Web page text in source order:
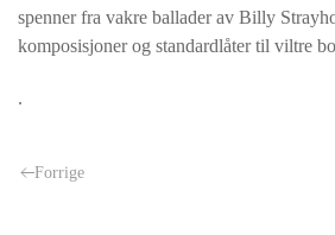
spenner fra vakre ballader av Billy
komposisjoner og standardlåter til viltre
.
Forrige